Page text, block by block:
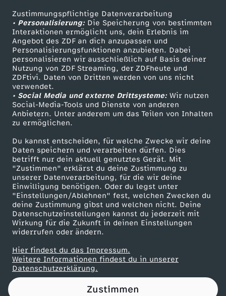
Zustimmungspflichtige Datenverarbeitung
• Personalisierung:Die Speicherung von bestimmten
Interaktionen ermöglicht uns, dein Erlebnis im
Angebot des ZDF an dich anzupassen und
Personalisierungsfunktionen anzubieten. Dabei
personalisieren wir ausschließlich auf Basis deiner
Nutzung von ZDF Streaming, der ZDFheute und
ZDFtivi. Daten von Dritten werden von uns nicht
verwendet.
• Social Media und externe Drittsysteme:Wir nutzen
Social-Media-Tools und Dienste von anderen
Anbietern. Unter anderem um das Teilen von Inhalten
zu ermöglichen.
Du kannst entscheiden, für welche Zwecke wir deine
Daten speichern und verarbeiten dürfen. Dies
betrifft nur dein aktuell genutztes Gerät. Mit
"Zustimmen" erklärst du deine Zustimmung zu
unserer Datenverarbeitung, für die wir deine
Einwilligung benötigen. Oder du legst unter
"Einstellungen/Ablehnen" fest, welchen Zwecken du
deine Zustimmung gibst und welchen nicht. Deine
Datenschutzeinstellungen kannst du jederzeit mit
Wirkung für die Zukunft in deinen Einstellungen
widerrufen oder ändern.
Hier findest du das Impressum.
Weitere Informationen findest du in unserer
Datenschutzerklärung.
Zustimmen
k
m
F
r
e
i
s
t
i
l
F
r
Livestreams
Sendungen A-Z
TV-Programm
Zuschauerservice
Hilfe
ZDF Unternehmen
Karriere
ZDF goes Schule
Werbefernsehen
Mainzelmännchen
Partner